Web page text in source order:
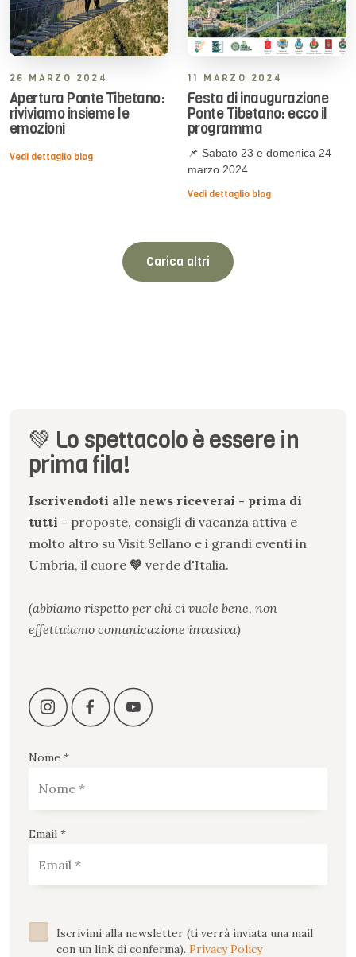
26 MARZO 2024
Apertura Ponte Tibetano:
riviviamo insieme le
emozioni
Vedi dettaglio blog
11 MARZO 2024
Festa di inaugurazione
Ponte Tibetano: ecco il
programma
📌 Sabato 23 e domenica 24
marzo 2024
Vedi dettaglio blog
Carica altri
💚 Lo spettacolo è essere in
prima fila!
Iscrivendoti alle news riceverai - prima di
tutti - proposte, consigli di vacanza attiva e
molto altro su Visit Sellano e i grandi eventi in
Umbria, il cuore 💚 verde d'Italia.
(abbiamo rispetto per chi ci vuole bene, non
effettuiamo comunicazione invasiva)
Nome *
Email *
Iscrivimi alla newsletter (ti verrà inviata una mail
con un link di conferma). Privacy Policy